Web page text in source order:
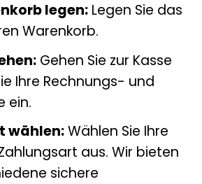
legen:Legen Sie das
Warenkorb.
Gehen Sie zur Kasse
Ihre Rechnungs- und
ein.
wählen:Wählen Sie Ihre
aus. Wir bieten
sichere